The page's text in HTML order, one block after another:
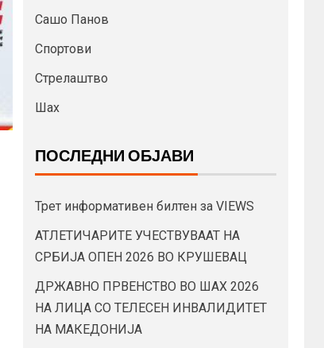
Сашо Панов
Спортови
Стрелаштво
Шах
ПОСЛЕДНИ ОБЈАВИ
Трет информативен билтен за VIEWS
АТЛЕТИЧАРИТЕ УЧЕСТВУВААТ НА
СРБИЈА ОПЕН 2026 ВО КРУШЕВАЦ
ДРЖАВНО ПРВЕНСТВО ВО ШАХ 2026
НА ЛИЦА СО ТЕЛЕСЕН ИНВАЛИДИТЕТ
НА МАКЕДОНИЈА